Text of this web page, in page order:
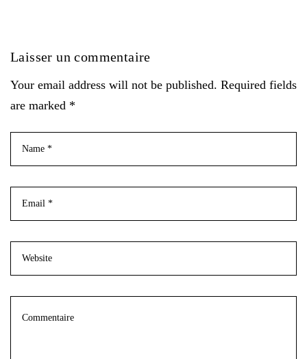
Laisser un commentaire
Your email address will not be published. Required fields
are marked *